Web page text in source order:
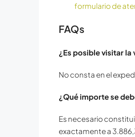
formulario de
FAQs
¿Es posible visitar la
No consta en el
¿Qué importe se
Es necesario
exactamente a